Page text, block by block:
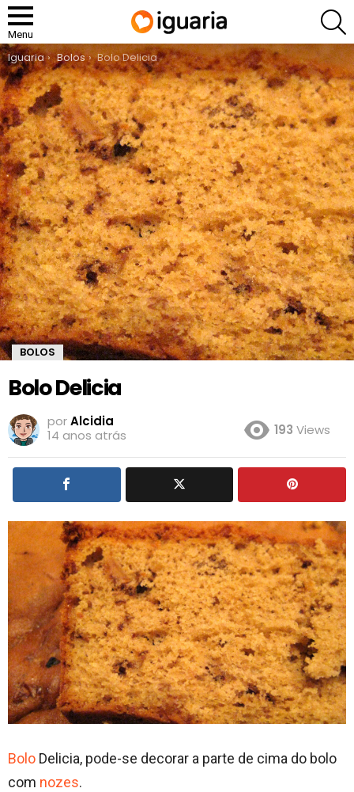
Menu
You are here:
Iguaria Bolos Bolo Delicia
BOLOS
Bolo Delicia
porAlcidia
14 anos atrás
193 Views
Bolo Delicia, pode-se decorar a parte de cima do bolo
com nozes.